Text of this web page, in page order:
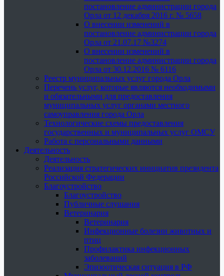
постановление администрации города
Орла от 12 декабря 2016 г. № 5658
О внесении изменений в
постановление администрации города
Орла от 21.07.17 №3274
О внесении изменений в
постановление администрации города
Орла от 30.12.2016 № 6116
Реестр муниципальных услуг города Орла
Перечень услуг, которые являются необходимыми
и обязательными для предоставления
муниципальных услуг органами местного
самоуправления города Орла
Технологические схемы предоставления
государственных и муниципальных услуг ОМСУ
Работа с персональными данными
Деятельность
Деятельность
Реализация стратегических инициатив президента
Российской Федерации
Благоустройство
Благоустройство
Публичные слушания
Ветеринария
Ветеринария
Инфекционные болезни животных и
птиц
Профилактика инфекционных
заболеваний
Эпизоотическая ситуация в РФ